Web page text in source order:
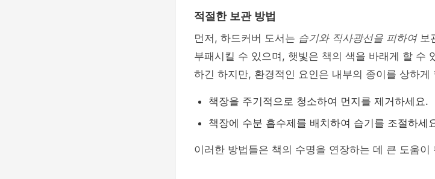
적절한 보관 방법
먼저, 하드커버 도서는 습기와 직사광선을 피하여보
부패시킬 수 있으며, 햇빛은 책의 색을 바래게 할 수
하긴 하지만, 환경적인 요인은 내부의 종이를 상하게
책장을 주기적으로 청소하여 먼지를 제거하세요.
책장에 수분 흡수제를 배치하여 습기를 조절하세
이러한 방법들은 책의 수명을 연장하는 데 큰 도움이